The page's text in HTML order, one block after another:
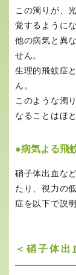
この濁りが、
覚するように
他の病気と異
せん。
生理的飛蚊症
ん。
このような濁
なることはほ
●病気よる飛
硝子体出血な
たり、視力の
症を以下で説
＜硝子体出